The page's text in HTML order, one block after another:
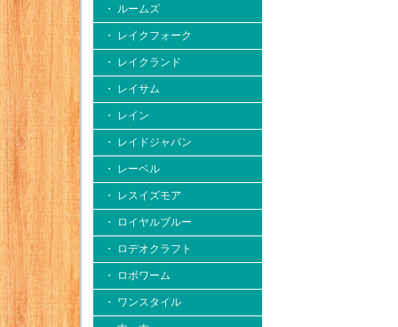
・ ルームズ
・ レイクフォーク
・ レイクランド
・ レイサム
・ レイン
・ レイドジャパン
・ レーベル
・ レスイズモア
・ ロイヤルブルー
・ ロデオクラフト
・ ロボワーム
・ ワンスタイル